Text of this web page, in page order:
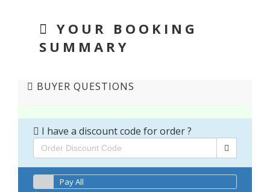
YOUR BOOKING
SUMMARY
BUYER QUESTIONS
I have a discount code for order ?
Pay All